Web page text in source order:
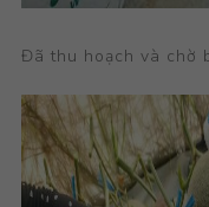
Đã thu hoạch và chờ